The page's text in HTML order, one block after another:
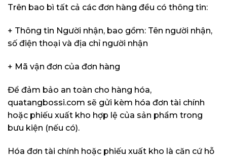
Trên bao bì tất cả các đơn hàng đều có thông tin:
+ Thông tin Người nhận, bao gồm: Tên người nhận,
số điện thoại và địa chỉ người nhận
+ Mã vận đơn của đơn hàng
Để đảm bảo an toàn cho hàng hóa,
quatangbossi.com sẽ gửi kèm hóa đơn tài chính
hoặc phiếu xuất kho hợp lệ của sản phẩm trong
bưu kiện (nếu có).
Hóa đơn tài chính hoặc phiếu xuất kho là căn cứ hỗ